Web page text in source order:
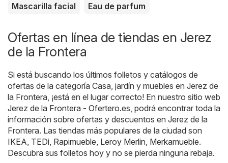
Mascarilla facial
Eau de parfum
Ofertas en línea de tiendas en Jerez
de la Frontera
Si está buscando los últimos folletos y catálogos de
ofertas de la categoría Casa, jardín y muebles en Jerez de
la Frontera, ¡está en el lugar correcto! En nuestro sitio web
Jerez de la Frontera - Ofertero.es , podrá encontrar toda la
información sobre ofertas y descuentos en Jerez de la
Frontera. Las tiendas más populares de la ciudad son
IKEA TEDi Rapimueble Leroy Merlin Merkamueble.
Descubra sus folletos hoy y no se pierda ninguna rebaja.